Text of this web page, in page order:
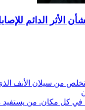
الدائم
من سيلان الأنف
في كل مكان. من يستفيد